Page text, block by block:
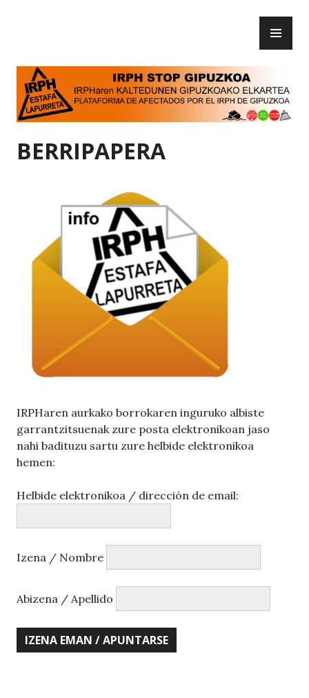
BERRIPAPERA
IRPHaren aurkako borrokaren inguruko albiste
garrantzitsuenak zure posta elektronikoan jaso
nahi badituzu sartu zure helbide elektronikoa
hemen:
Helbide elektronikoa / dirección de email:
Izena / Nombre
Abizena / Apellido